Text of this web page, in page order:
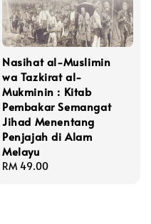
Nasihat al-Muslimin
wa Tazkirat al-
Mukminin : Kitab
Pembakar Semangat
Jihad Menentang
Penjajah di Alam
Melayu
Regular
RM 49.00